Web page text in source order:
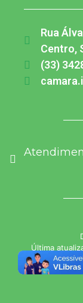
Rua
Centro,
(33)
Última
Última